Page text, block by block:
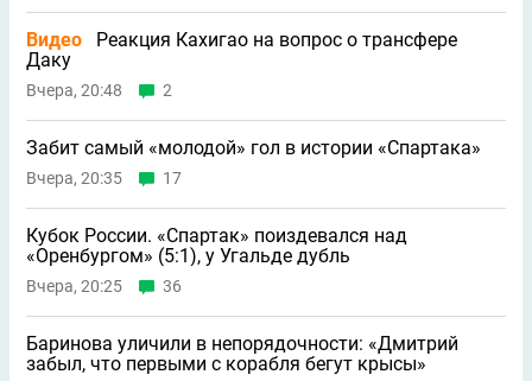
Видео
Реакция Кахигао на вопрос о трансфере
Даку
Вчера, 20:48 2
Забит самый «молодой» гол в истории «Спартака»
Вчера, 20:35 17
Кубок России. «Спартак» поиздевался над
«Оренбургом» (5:1), у Угальде дубль
Вчера, 20:25 36
Баринова уличили в непорядочности: «Дмитрий
забыл, что первыми с корабля бегут крысы»